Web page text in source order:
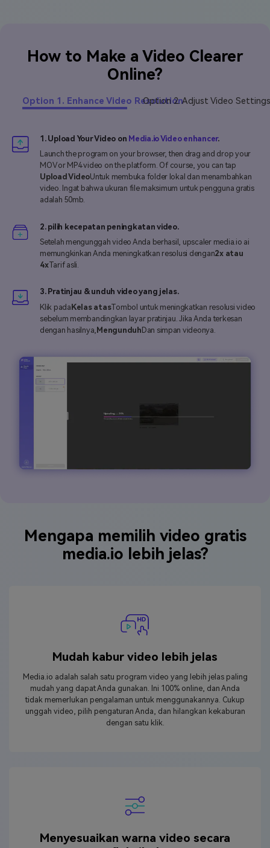
How to Make a Video Clearer
Online?
Option 1. Enhance Video ResolutionOption 2. Adjust Video Settings
1. Upload Your Video on Media.io Video enhancer.
Launch the program on your browser, then drag and drop your
MOV or MP4 video on the platform. Of course, you can tap
Upload VideoUntuk membuka folder lokal dan menambahkan
video. Ingat bahwa ukuran file maksimum untuk pengguna gratis
adalah 50mb.
2. pilih kecepatan peningkatan video.
Setelah mengunggah video Anda berhasil, upscaler media.io ai
memungkinkan Anda meningkatkan resolusi dengan2x atau
4xTarif asli.
3. Pratinjau & unduh video yang jelas.
Klik pada Kelas atasTombol untuk meningkatkan resolusi video
sebelum membandingkan layar pratinjau. Jika Anda terkesan
dengan hasilnya, Mengunduh Dan simpan videonya.
Mengapa memilih video gratis
media.io lebih jelas?
Mudah kabur video lebih jelas
Media.io adalah salah satu program video yang lebih jelas paling
mudah yang dapat Anda gunakan. Ini 100% online, dan Anda
tidak memerlukan pengalaman untuk menggunakannya. Cukup
unggah video, pilih pengaturan Anda, dan hilangkan kekaburan
dengan satu klik.
Menyesuaikan warna video secara